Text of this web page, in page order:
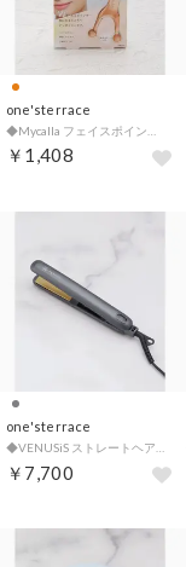
one'sterrace
￥1,408
one'sterrace
￥7,700